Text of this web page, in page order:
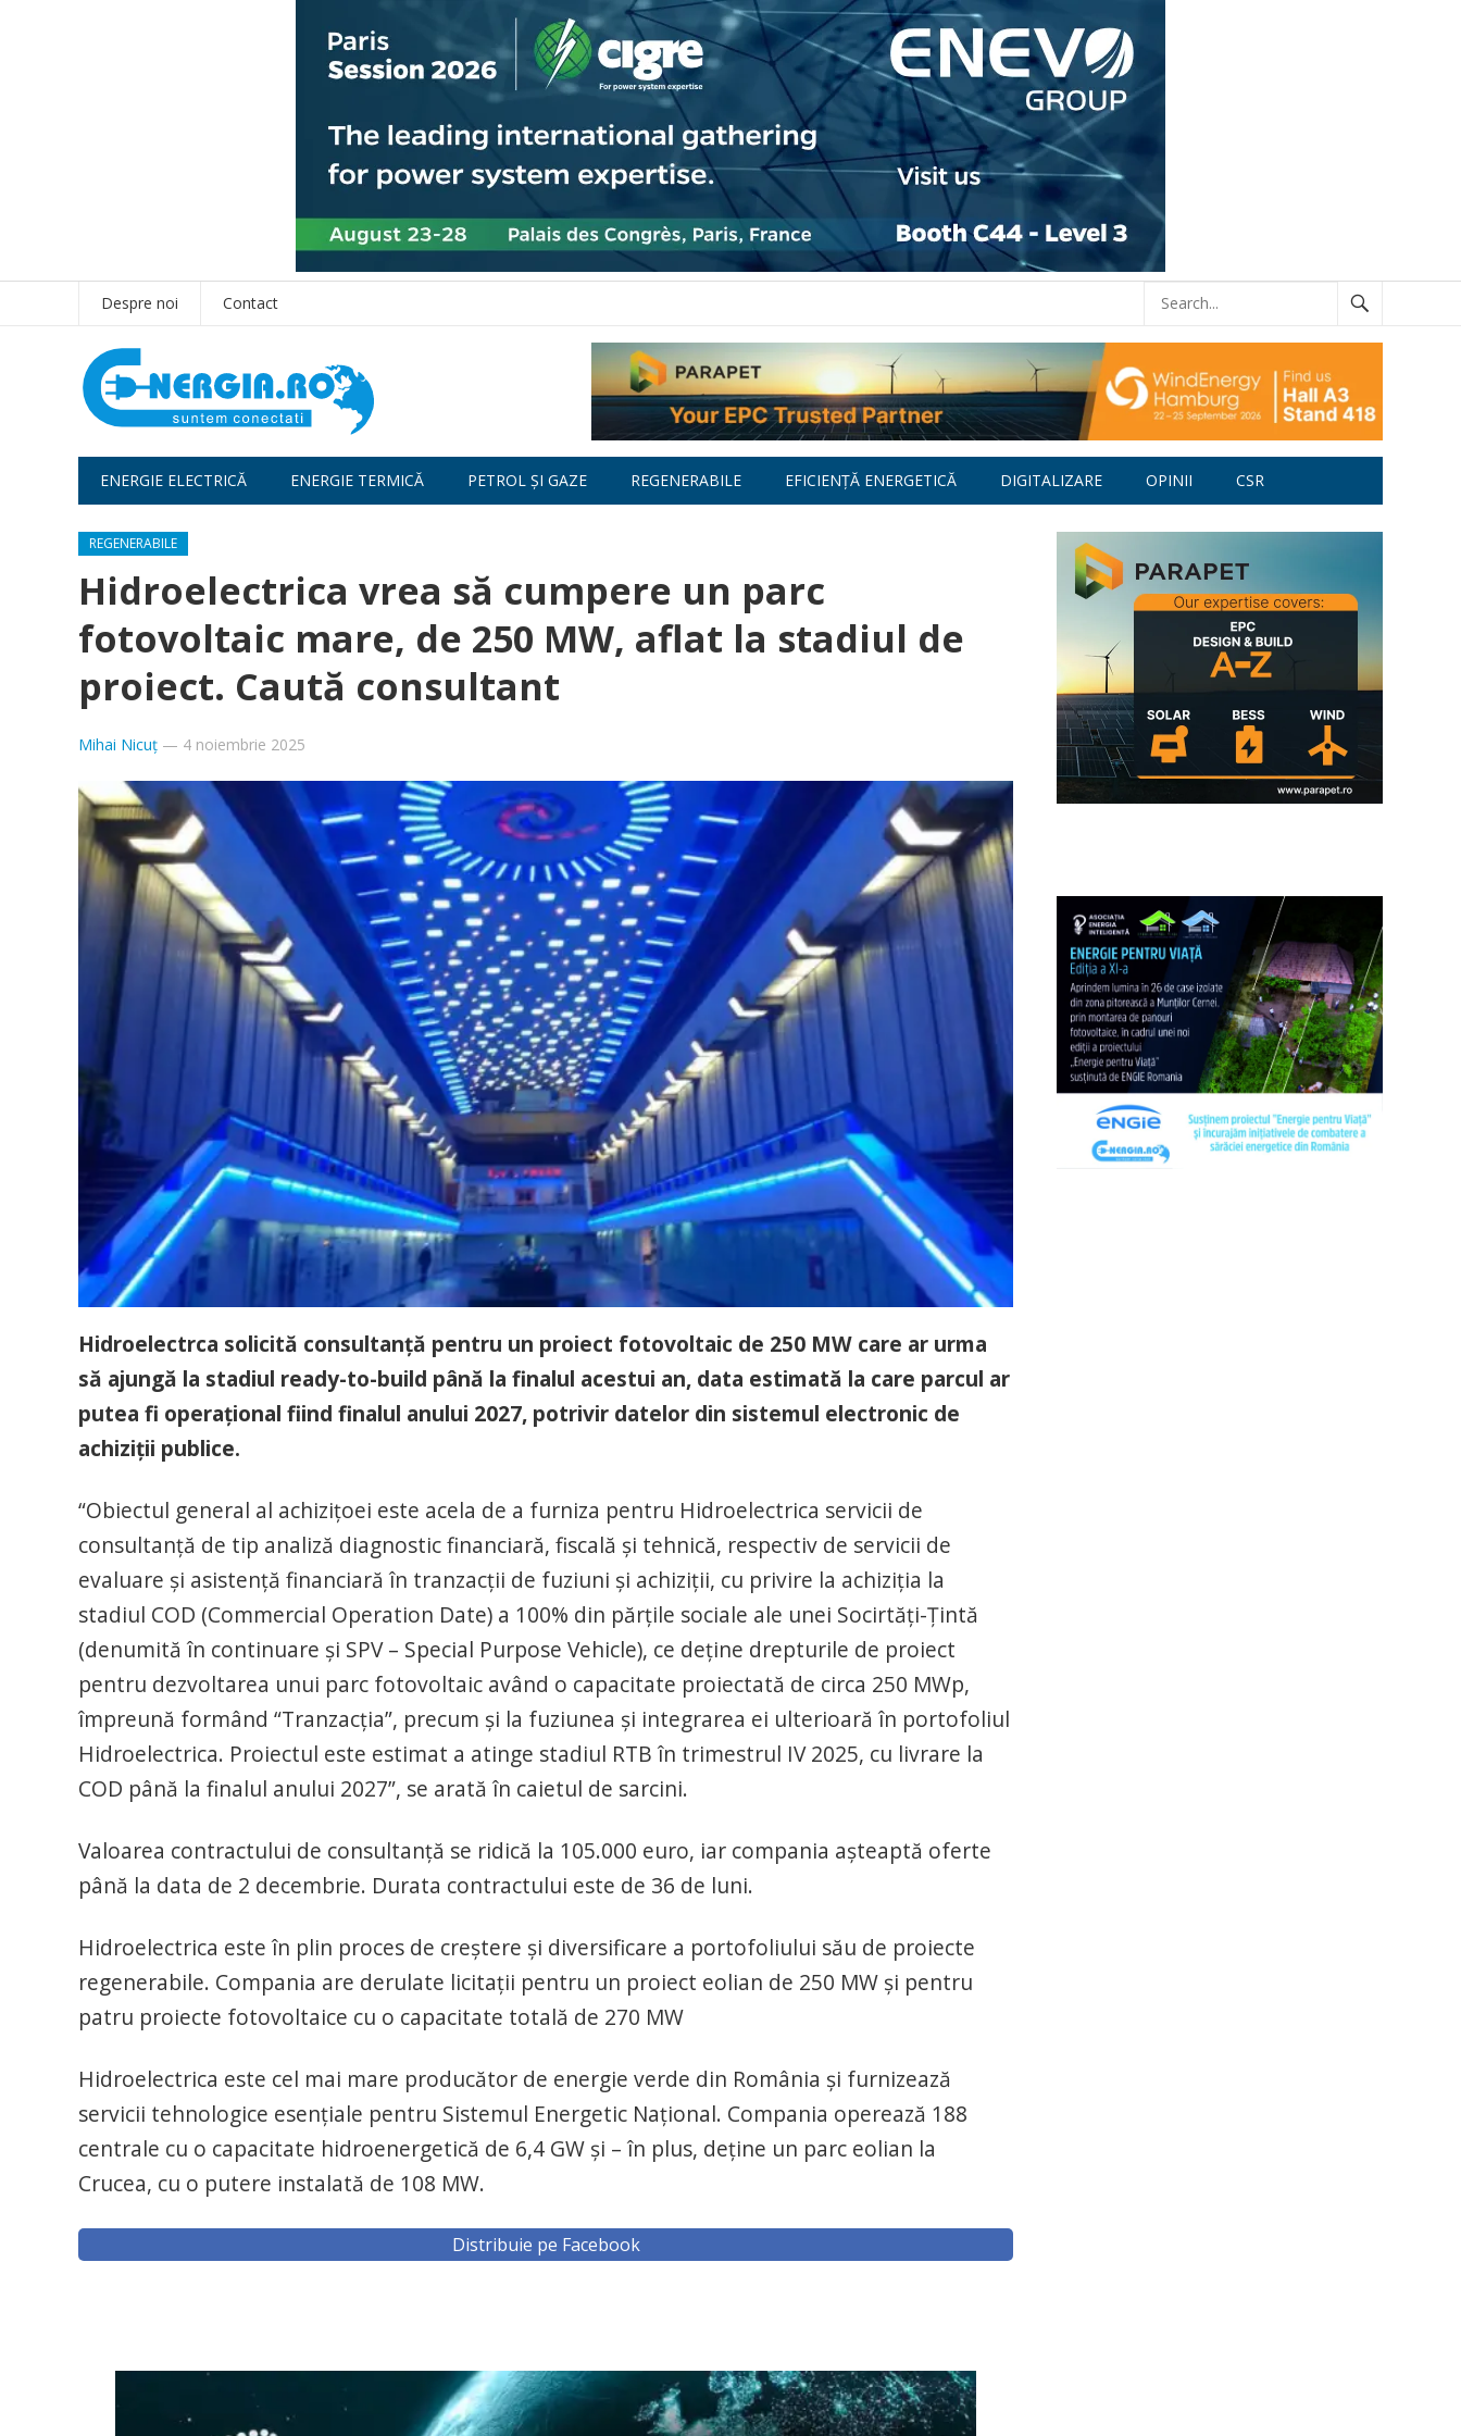
Despre noi Contact
ENERGIE ELECTRICĂ ENERGIE TERMICĂ PETROL ȘI GAZE REGENERABILE EFICIENȚĂ ENERGETICĂ DIGITALIZARE OPINII CSR
REGENERABILE
Hidroelectrica vrea să cumpere un parc
fotovoltaic mare, de 250 MW, aflat la stadiul de
proiect. Caută consultant
Mihai Nicuț — 4 noiembrie 2025
Hidroelectrca solicită consultanță pentru un proiect fotovoltaic de 250 MW care ar urma
să ajungă la stadiul ready-to-build până la finalul acestui an, data estimată la care parcul ar
putea fi operațional fiind finalul anului 2027, potrivir datelor din sistemul electronic de
achiziții publice.
“Obiectul general al achizițoei este acela de a furniza pentru Hidroelectrica servicii de
consultanță de tip analiză diagnostic financiară, fiscală și tehnică, respectiv de servicii de
evaluare și asistență financiară în tranzacții de fuziuni și achiziții, cu privire la achiziția la
stadiul COD (Commercial Operation Date) a 100% din părțile sociale ale unei Socirtăți-Țintă
(denumită în continuare și SPV – Special Purpose Vehicle), ce deține drepturile de proiect
pentru dezvoltarea unui parc fotovoltaic având o capacitate proiectată de circa 250 MWp,
împreună formând “Tranzacția”, precum și la fuziunea și integrarea ei ulterioară în portofoliul
Hidroelectrica. Proiectul este estimat a atinge stadiul RTB în trimestrul IV 2025, cu livrare la
COD până la finalul anului 2027”, se arată în caietul de sarcini.
Valoarea contractului de consultanță se ridică la 105.000 euro, iar compania așteaptă oferte
până la data de 2 decembrie. Durata contractului este de 36 de luni.
Hidroelectrica este în plin proces de creștere și diversificare a portofoliului său de proiecte
regenerabile. Compania are derulate licitații pentru un proiect eolian de 250 MW și pentru
patru proiecte fotovoltaice cu o capacitate totală de 270 MW
Hidroelectrica este cel mai mare producător de energie verde din România și furnizează
servicii tehnologice esențiale pentru Sistemul Energetic Național. Compania operează 188
centrale cu o capacitate hidroenergetică de 6,4 GW și – în plus, deține un parc eolian la
Crucea, cu o putere instalată de 108 MW.
Distribuie pe Facebook